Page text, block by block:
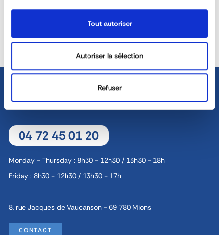
Tout autoriser
Autoriser la sélection
Refuser
YOUR SERVICE
DEDICATED SALES TEAM
04 72 45 01 20
Monday - Thursday : 8h30 - 12h30 / 13h30 - 18h
Friday : 8h30 - 12h30 / 13h30 - 17h
8, rue Jacques de Vaucanson - 69 780 Mions
CONTACT